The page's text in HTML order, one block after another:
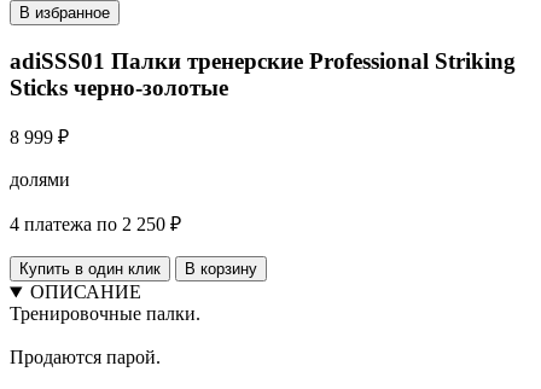
В избранное
adiSSS01 Палки тренерские Professional Striking
Sticks черно-золотые
8 999 ₽
долями
4 платежа по 2 250 ₽
Купить в один клик В корзину
ОПИСАНИЕ
Тренировочные палки.
Продаются парой.